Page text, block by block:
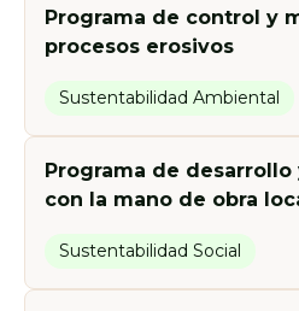
Programa de control y
procesos erosivos
Sustentabilidad Ambiental
Programa de
con la mano de obra
Sustentabilidad Social